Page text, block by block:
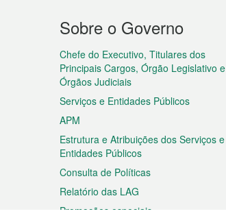
Menu
do
rodapé
Sobre o Governo
Chefe do Executivo, Titulares dos
Principais Cargos, Órgão Legislativo e
Órgãos Judiciais
Serviços e Entidades Públicos
APM
Estrutura e Atribuições dos Serviços e
Entidades Públicos
Consulta de Políticas
Relatório das LAG
Promoções especiais